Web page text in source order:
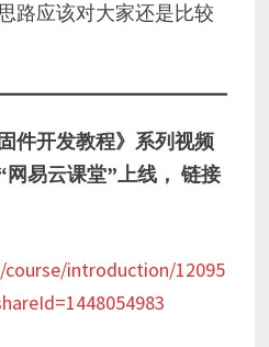
路应该对大家还是比较
件开发教程》系列视频
易云课堂”上线， 链接
introduction/12095